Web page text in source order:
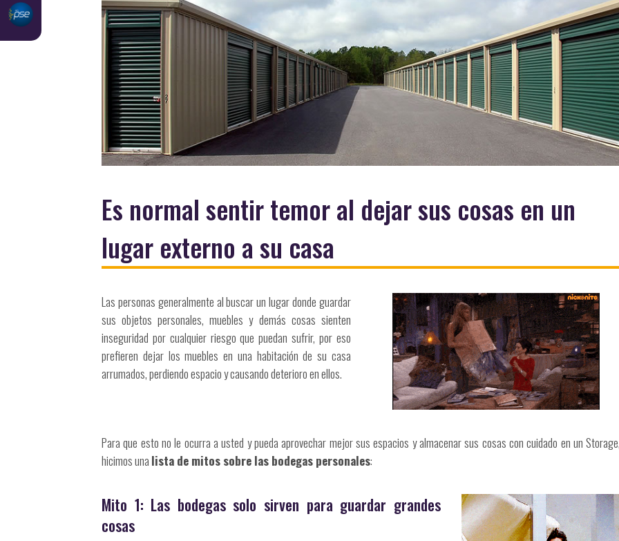
Es normal sentir temor al dejar sus cosas en un
lugar externo a su casa
Las personas generalmente al buscar un lugar donde guardar
sus objetos personales, muebles y demás cosas sienten
inseguridad por cualquier riesgo que puedan sufrir, por eso
prefieren dejar los muebles en una habitación de su casa
arrumados, perdiendo espacio y causando deterioro en ellos.
Para que esto no le ocurra a usted y pueda aprovechar mejor sus espacios y almacenar sus cosas con cuidado en un Storage,
hicimos una lista de mitos sobre las bodegas personales:
Mito 1: Las bodegas solo sirven para guardar grandes
cosas